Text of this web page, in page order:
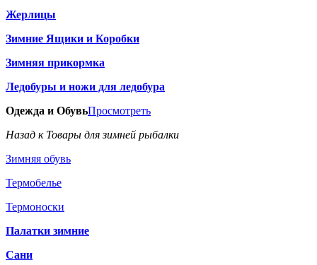
Жерлицы
Зимние Ящики и Коробки
Зимняя прикормка
Ледобуры и ножи для ледобура
Одежда и ОбувьПросмотреть
Назад к Товары для зимней рыбалки
Зимняя обувь
Термобелье
Термоноски
Палатки зимние
Сани